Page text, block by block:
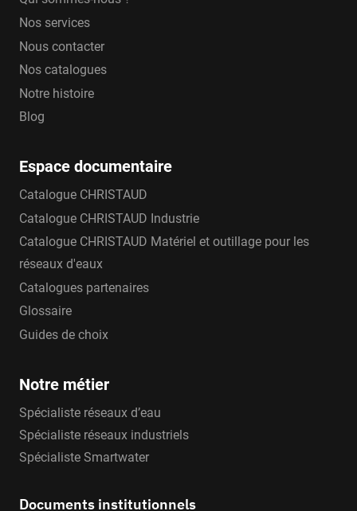
Nos services
Nous contacter
Nos catalogues
Notre histoire
Blog
Espace documentaire
Catalogue CHRISTAUD
Catalogue CHRISTAUD Industrie
Catalogue CHRISTAUD Matériel et outillage pour les
réseaux d'eaux
Catalogues partenaires
Glossaire
Guides de choix
Notre métier
Spécialiste réseaux d’eau
Spécialiste réseaux industriels
Spécialiste Smartwater
Documents institutionnels